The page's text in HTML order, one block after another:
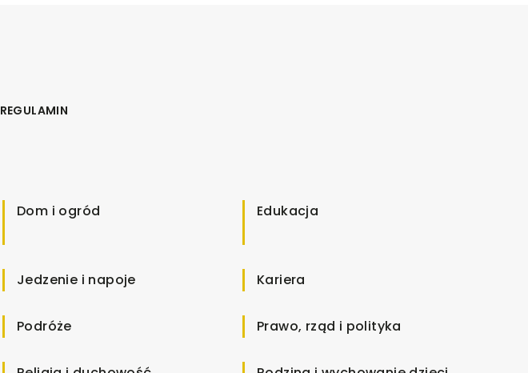
REGULAMIN
Dom i ogród Edukacja
Jedzenie i napoje Kariera
Podróże Prawo, rząd i polityka